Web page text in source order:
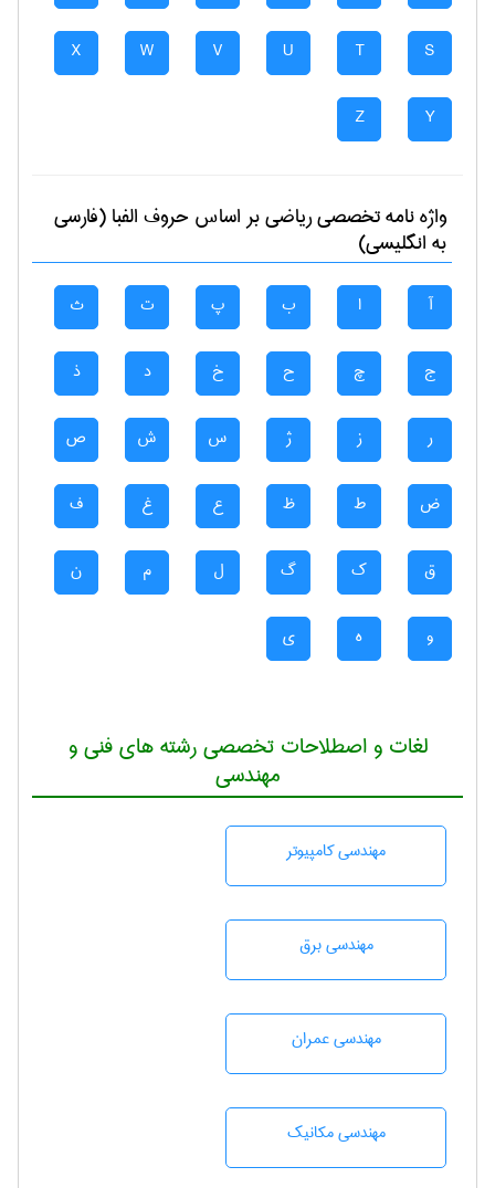
S
T
U
V
W
X
Y
Z
واژه نامه تخصصیرياضیبر اساس حروف الفبا (فارسی
به انگلیسی)
آ ا ب پ ت ث
ج چ ح خ د ذ
ر ز ژ س ش ص
ض ط ظ ع غ ف
ق ک گ ل م ن
و ه ی
لغات و اصطلاحات تخصصی رشته های فنی و
مهندسی
مهندسی كامپيوتر
مهندسی برق
مهندسی عمران
مهندسی مکانیک